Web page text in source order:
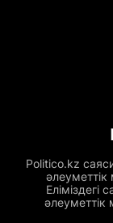
Politico.kz
әлеуметтік
әлеуметтік